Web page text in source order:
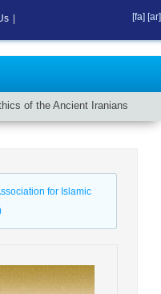
of the Ancient Iranians
for Islamic
[fa] [ar]